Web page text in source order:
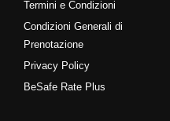
Termini e Condizioni
Condizioni Generali di
Prenotazione
Privacy Policy
BeSafe Rate Plus